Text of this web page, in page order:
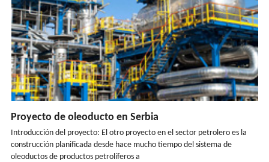
Proyecto de oleoducto en Serbia
Introducción del proyecto: El otro proyecto en el sector petrolero es la
construcción planificada desde hace mucho tiempo del sistema de
oleoductos de productos petrolíferos a